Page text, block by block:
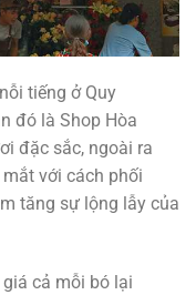
tiếng ở Quy
đó là Shop Hòa
đặc sắc, ngoài ra
với cách phối
tăng sự lộng lẫy của
cả mỗi bó lại